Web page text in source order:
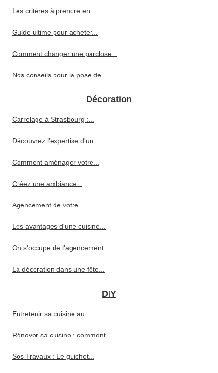
Les critères à prendre en...
Guide ultime pour acheter...
Comment changer une parclose...
Nos conseils pour la pose de...
Décoration
Carrelage à Strasbourg :...
Découvrez l'expertise d'un...
Comment aménager votre...
Créez une ambiance...
Agencement de votre...
Les avantages d'une cuisine...
On s'occupe de l'agencement...
La décoration dans une fête...
DIY
Entretenir sa cuisine au...
Rénover sa cuisine : comment...
Sos Travaux : Le guichet...